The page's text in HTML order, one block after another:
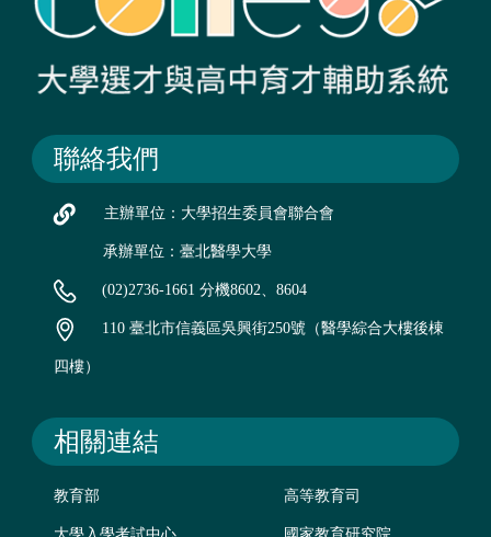
聯絡我們
主辦單位：大學招生委員會聯合會
承辦單位：臺北醫學大學
(02)2736-1661 分機8602、8604
110 臺北市信義區吳興街250號（醫學綜合大樓後棟
四樓）
相關連結
教育部 高等教育司